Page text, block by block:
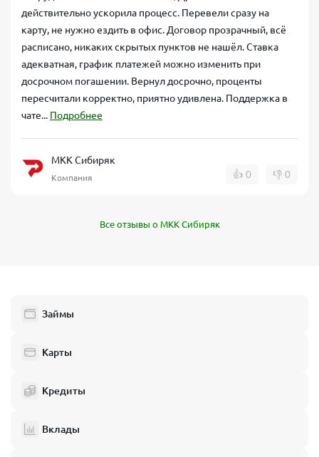
действительно ускорила процесс. Перевели сразу на
карту, не нужно ездить в офис. Договор прозрачный, всё
расписано, никаких скрытых пунктов не нашёл. Ставка
адекватная, график платежей можно изменить при
досрочном погашении. Вернул досрочно, проценты
пересчитали корректно, приятно удивлена. Поддержка в
чате... Подробнее
МКК Сибиряк
Компания 👍 0 👎 0
Все отзывы о МКК Сибиряк
Займы
Карты
Кредиты
Вклады